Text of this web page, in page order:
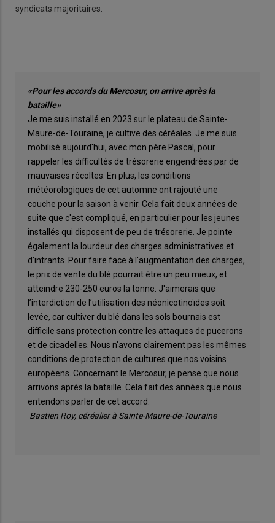
syndicats majoritaires.
«Pour les accords du Mercosur, on arrive après la
bataille»
Je me suis installé en 2023 sur le plateau de Sainte-
Maure-de-Touraine, je cultive des céréales. Je me suis
mobilisé aujourd'hui, avec mon père Pascal, pour
rappeler les difficultés de trésorerie engendrées par de
mauvaises récoltes. En plus, les conditions
météorologiques de cet automne ont rajouté une
couche pour la saison à venir. Cela fait deux années de
suite que c'est compliqué, en particulier pour les jeunes
installés qui disposent de peu de trésorerie. Je pointe
également la lourdeur des charges administratives et
d’intrants. Pour faire face à l'augmentation des charges,
le prix de vente du blé pourrait être un peu mieux, et
atteindre 230-250 euros la tonne. J'aimerais que
l’interdiction de l’utilisation des néonicotinoïdes soit
levée, car cultiver du blé dans les sols bournais est
difficile sans protection contre les attaques de pucerons
et de cicadelles. Nous n'avons clairement pas les mêmes
conditions de protection de cultures que nos voisins
européens. Concernant le Mercosur, je pense que nous
arrivons après la bataille. Cela fait des années que nous
entendons parler de cet accord.
Bastien Roy, céréalier à Sainte-Maure-de-Touraine